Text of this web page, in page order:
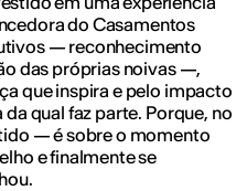
do Casamentos
— reconhecimento
das próprias noivas —,
que inspira e pelo impacto
qual faz parte. Porque, no
— é sobre o momento
e finalmente se